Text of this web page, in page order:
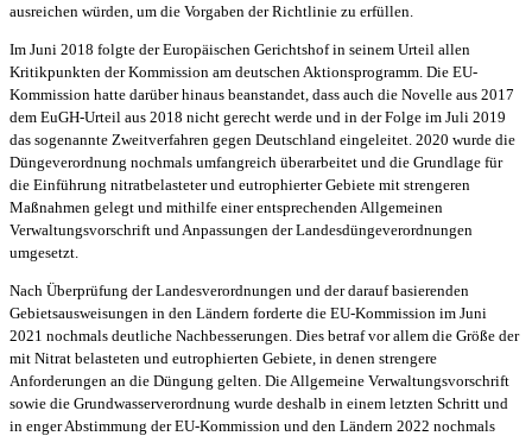
ausreichen würden, um die Vorgaben der Richtlinie zu erfüllen.
Im Juni 2018 folgte der Europäischen Gerichtshof in seinem Urteil allen
Kritikpunkten der Kommission am deutschen Aktionsprogramm. Die EU-
Kommission hatte darüber hinaus beanstandet, dass auch die Novelle aus 2017
dem EuGH-Urteil aus 2018 nicht gerecht werde und in der Folge im Juli 2019
das sogenannte Zweitverfahren gegen Deutschland eingeleitet. 2020 wurde die
Düngeverordnung nochmals umfangreich überarbeitet und die Grundlage für
die Einführung nitratbelasteter und eutrophierter Gebiete mit strengeren
Maßnahmen gelegt und mithilfe einer entsprechenden Allgemeinen
Verwaltungsvorschrift und Anpassungen der Landesdüngeverordnungen
umgesetzt.
Nach Überprüfung der Landesverordnungen und der darauf basierenden
Gebietsausweisungen in den Ländern forderte die EU-Kommission im Juni
2021 nochmals deutliche Nachbesserungen. Dies betraf vor allem die Größe der
mit Nitrat belasteten und eutrophierten Gebiete, in denen strengere
Anforderungen an die Düngung gelten. Die Allgemeine Verwaltungsvorschrift
sowie die Grundwasserverordnung wurde deshalb in einem letzten Schritt und
in enger Abstimmung der EU-Kommission und den Ländern 2022 nochmals